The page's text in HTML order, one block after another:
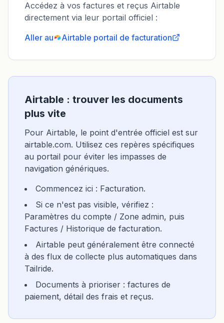
Accédez à vos factures et reçus Airtable
directement via leur portail officiel :
Aller au
Airtable portail de facturation
Airtable : trouver les documents
plus vite
Pour Airtable, le point d'entrée officiel est sur
airtable.com. Utilisez ces repères spécifiques
au portail pour éviter les impasses de
navigation génériques.
Commencez ici : Facturation.
Si ce n'est pas visible, vérifiez :
Paramètres du compte / Zone admin, puis
Factures / Historique de facturation.
Airtable peut généralement être connecté
à des flux de collecte plus automatiques dans
Tailride.
Documents à prioriser : factures de
paiement, détail des frais et reçus.